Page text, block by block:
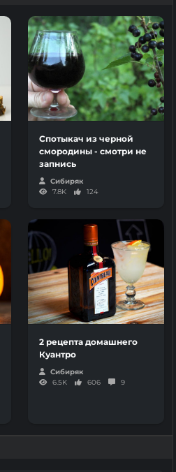
Спотыкач из черной
смородины - смотри не
запнись
Сибиряк
7.8K
124
2 рецепта домашнего
Куантро
Сибиряк
6.5K
606 9